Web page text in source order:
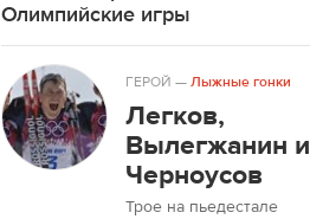
Олимпийские игры
ГЕРОЙ —Лыжные гонки
Легков,
Вылегжанин и
Черноусов
Трое на пьедестале